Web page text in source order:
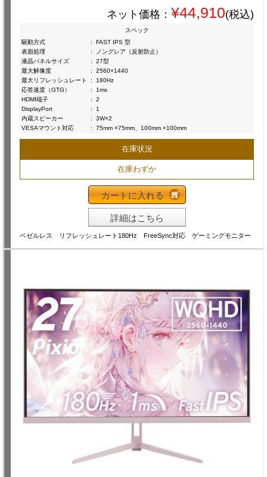
ネット価格： ¥44,910(税込)
スペック
駆動方式
:
FAST IPS 型
表面処理
:
ノングレア（反射防止）
液晶パネルサイズ
:
27型
最大解像度
:
2560×1440
最大リフレッシュレート
:
180Hz
応答速度（GTG）
:
1ms
HDMI端子
:
2
DisplayPort
:
1
内蔵スピーカー
:
3W×2
VESAマウント対応
: 75mm ×75mm、100mm ×100mm
在庫状況
在庫わずか
カートに入れる
詳細はこちら
ベゼルレス リフレッシュレート180Hz FreeSync対応 ゲーミングモニター